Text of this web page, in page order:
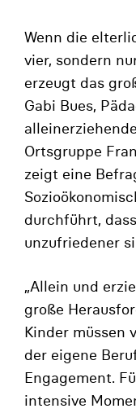
Wenn die
vier, sondern
erzeugt das
Gabi Bues,
Ortsgruppe
zeigt eine
durchführt,
unzufriedener
„Allein und
große
Kinder müssen
der eigene
Engagement.
intensive